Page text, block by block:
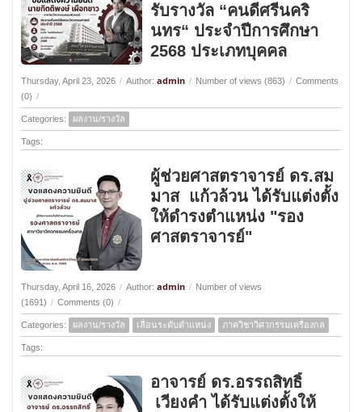
รับรางวัล “คนดีศรีนคริ
นทร“ ประจำปีการศึกษา
2568 ประเภทบุคคล
Thursday, April 23, 2026 / Author: admin / Number of views (863) / Comments
(0) /
Categories: ผลงาน/รางวัล
Tags:
ผู้ช่วยศาสตราจารย์ ดร.สม
มาส แก้วล้วน ได้รับแต่งตั้ง
ให้ดำรงตำแหน่ง "รอง
ศาสตราจารย์"
Thursday, April 16, 2026 / Author: admin / Number of views
(1691) / Comments (0) /
Categories: ผลงาน/รางวัล เลื่อนระดับตำแหน่ง ภาควิชาวิศวกรรมเครื่องกล
Tags:
อาจารย์ ดร.อรรถสิทธิ์
เวียงคำ ได้รับแต่งตั้งให้